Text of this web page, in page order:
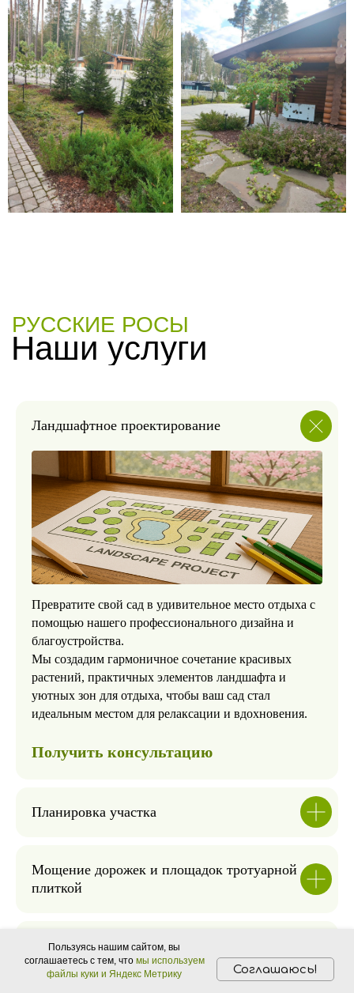
Ландшафтное проектирование
Превратите свой сад в удивительное место отдыха с
помощью нашего профессионального дизайна и
благоустройства.
Мы создадим гармоничное сочетание красивых
растений, практичных элементов ландшафта и
уютных зон для отдыха, чтобы ваш сад стал
идеальным местом для релаксации и вдохновения.
Получить консультацию
Планировка участка
Мощение дорожек и площадок тротуарной
плиткой
Посадка деревьев и кустарников
Я ознакомился сУсловиями обработки
персональных данныхи подтверждаю их.
Позвоните мне
КТО МЫ ТАКИЕ?
РУССКИЕ РОСЫ
ДОСТУПНОСТЬ
индивидуально, а состав работ
прозрачными.
Бережно подходим к
благоустройству территории, чтобы
для жизни и отдыха.
ПРОФЕССИОНАЛИЗМ
Работаем с благоустройством
частных участков, объединяя
проектную логику, инженерную
подготовку, покрытия, озеленение
и свет в одном понятном процессе.
Пользуясь нашим сайтом, вы
соглашаетесь с тем, что мы используем
файлы куки и Яндекс Метрику
Соглашаюсь!